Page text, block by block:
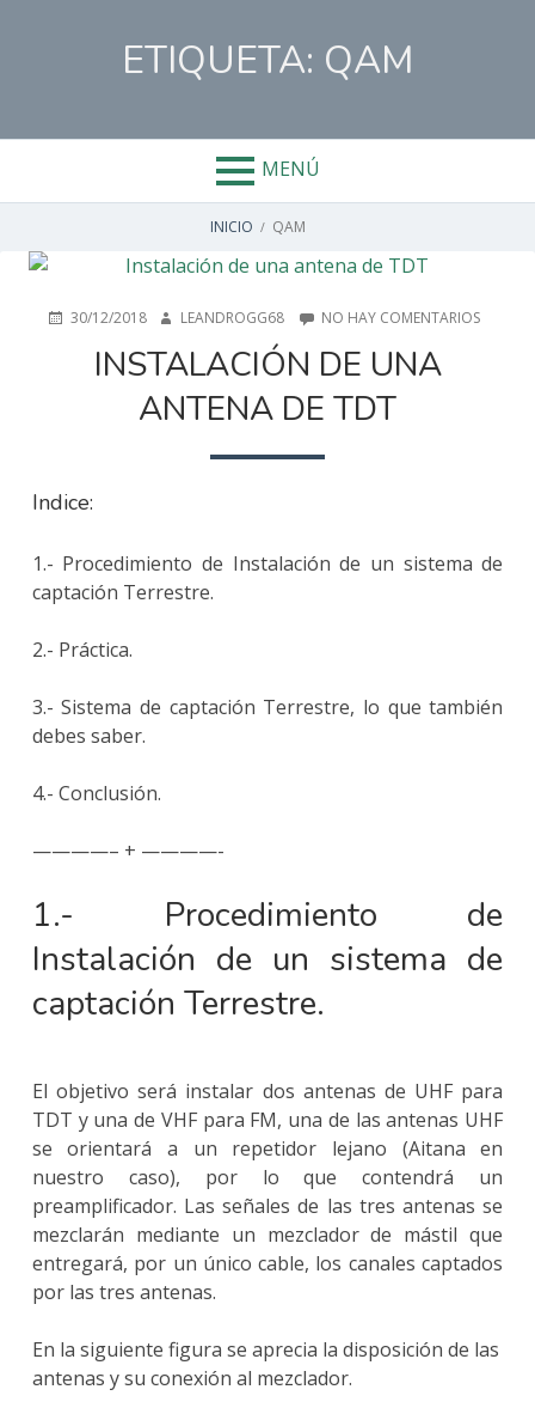
ETIQUETA: QAM
MENÚ
DE
AYUDA
NAVEGACIÓN
INICIO QAM
PUBLICADO
30/12/2018 AUTORLEANDROGG68 NO HAY COMENTARIOSEN
INSTALACIÓN DE UNA
ANTENA DE TDT
Indice:
1.- Procedimiento de Instalación de un sistema de
captación Terrestre.
2.- Práctica.
3.- Sistema de captación Terrestre, lo que también
debes saber.
4.- Conclusión.
————– + ————-
1.- Procedimiento de
Instalación de un sistema de
captación Terrestre.
El objetivo será instalar dos antenas de UHF para
TDT y una de VHF para FM, una de las antenas UHF
se orientará a un repetidor lejano (Aitana en
nuestro caso), por lo que contendrá un
preamplificador. Las señales de las tres antenas se
mezclarán mediante un mezclador de mástil que
entregará, por un único cable, los canales captados
por las tres antenas.
En la siguiente figura se aprecia la disposición de las
antenas y su conexión al mezclador.